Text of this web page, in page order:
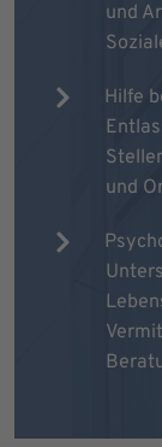
und
Hilfe
und